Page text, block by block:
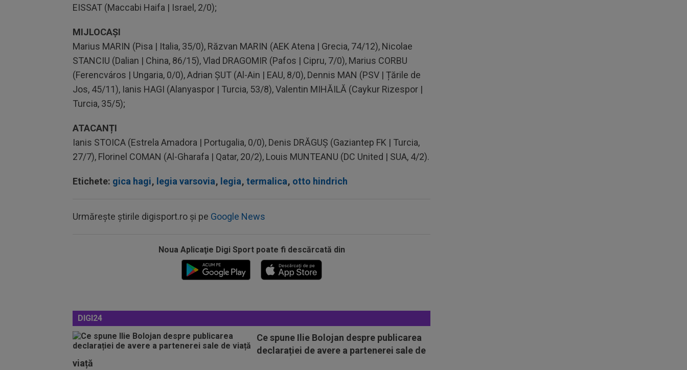
EISSAT (Maccabi Haifa | Israel, 2/0);
MIJLOCAȘI
Marius MARIN (Pisa | Italia, 35/0), Răzvan MARIN (AEK Atena | Grecia, 74/12), Nicolae
STANCIU (Dalian | China, 86/15), Vlad DRAGOMIR (Pafos | Cipru, 7/0), Marius CORBU
(Ferencváros | Ungaria, 0/0), Adrian ȘUT (Al-Ain | EAU, 8/0), Dennis MAN (PSV | Țările de
Jos, 45/11), Ianis HAGI (Alanyaspor | Turcia, 53/8), Valentin MIHĂILĂ (Caykur Rizespor |
Turcia, 35/5);
ATACANȚI
Ianis STOICA (Estrela Amadora | Portugalia, 0/0), Denis DRĂGUȘ (Gaziantep FK | Turcia,
27/7), Florinel COMAN (Al-Gharafa | Qatar, 20/2), Louis MUNTEANU (DC United | SUA, 4/2).
Etichete: gica hagi, legia varsovia, legia, termalica, otto hindrich
Urmărește știrile digisport.ro și pe Google News
Noua Aplicaţie Digi Sport poate fi descărcată din
DIGI24
Ce spune Ilie Bolojan despre publicarea
declarației de avere a partenerei sale de
viață